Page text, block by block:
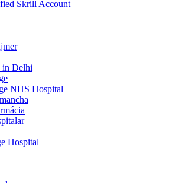
Skrill Account
in Delhi
NHS Hospital
Hospital